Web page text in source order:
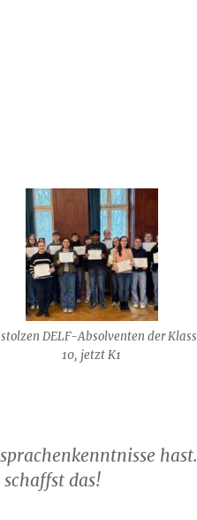
DELF-Absolventen der
10, jetzt K1
das!